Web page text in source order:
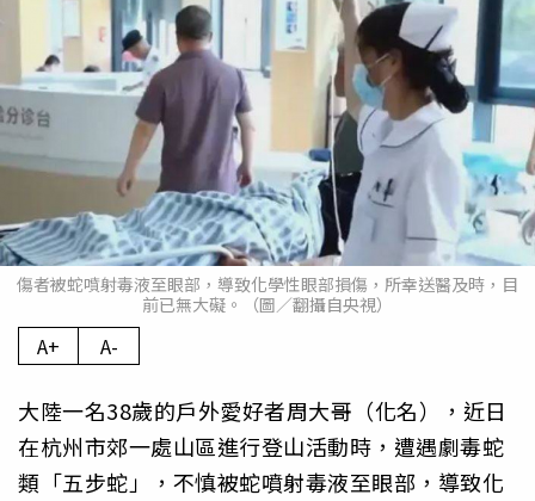
傷者被蛇噴射毒液至眼部，導致化學性眼部損傷，所幸送醫及時，目
前已無大礙。（圖／翻攝自央視）
A+ A-
大陸一名38歲的戶外愛好者周大哥（化名），近日
在杭州市郊一處山區進行登山活動時，遭遇劇毒蛇
類「五步蛇」，不慎被蛇噴射毒液至眼部，導致化